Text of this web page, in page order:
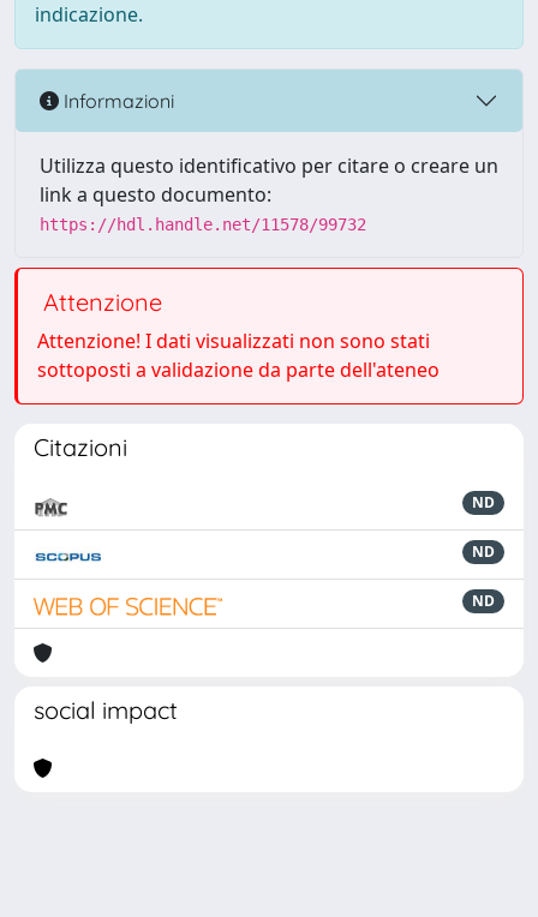
indicazione.
Informazioni
Utilizza questo identificativo per citare o creare un
link a questo documento:
https://hdl.handle.net/11578/99732
Attenzione
Attenzione! I dati visualizzati non sono stati
sottoposti a validazione da parte dell'ateneo
Citazioni
ND
ND
ND
social impact